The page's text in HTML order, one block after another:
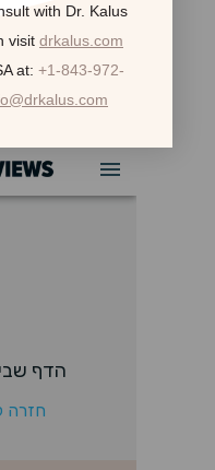
לקוחות
with Dr. Kalus
visit drkalus.com
at: +1-843-972-